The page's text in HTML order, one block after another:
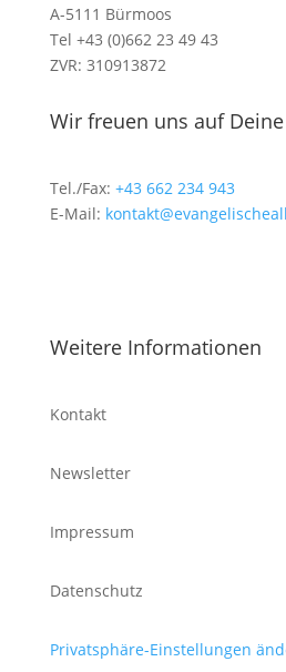
A-5111 Bürmoos
Tel +43 (0)662 23 49 43
ZVR: 310913872
Wir freuen uns auf
Tel./Fax: +43 662 234 943
E-Mail:
Weitere Informationen
Kontakt
Newsletter
Impressum
Datenschutz
Privatsphäre-Einstellungen